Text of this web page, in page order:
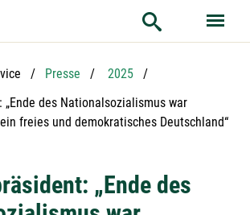
Presse
2025
des Nationalsozialismus war
freies und demokratisches Deutschland“
„Ende des